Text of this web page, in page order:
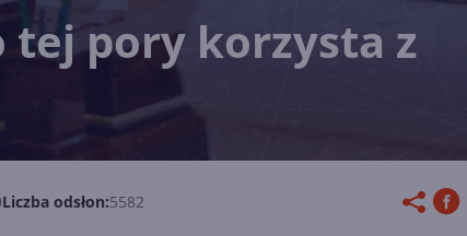
tej pory korzysta z
Liczba odsłon:5582